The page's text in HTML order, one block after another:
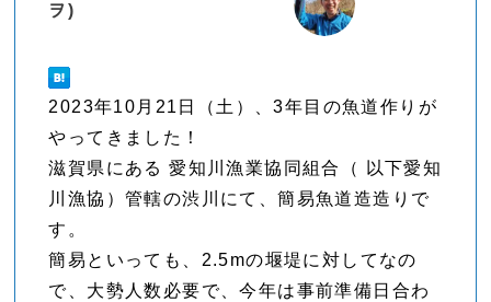
ヲ)
2023年10月21日（土）、3年目の魚道作りが
やってきました！
滋賀県にある 愛知川漁業協同組合（ 以下愛知
川漁協）管轄の渋川にて、簡易魚道造造りで
す。
簡易といっても、2.5mの堰堤に対してなの
で、大勢人数必要で、今年は事前準備日合わ